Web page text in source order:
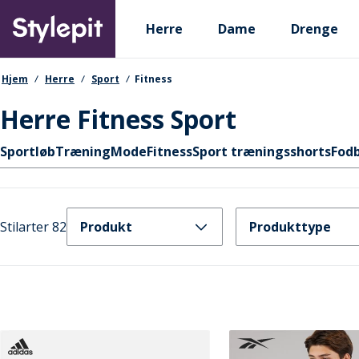
main
content
Primary departments
Herre Dame Drenge
navigationssti
Hjem Herre Sport Fitness
Herre Fitness Sport
Hurtige links
SportløbTræningModeFitnessSport træningsshorts
Stilarter 82 Produkt Produkttype